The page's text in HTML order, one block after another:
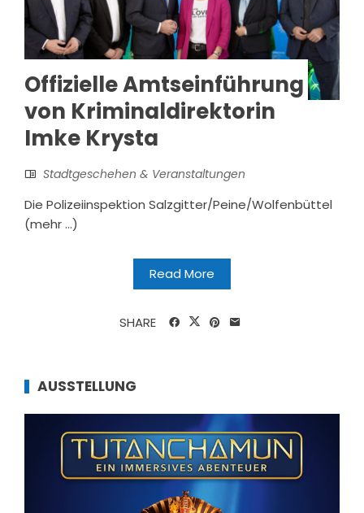
Offizielle Amtseinführung
von Kriminaldirektorin
Imke Krysta
Stadtgeschehen & Veranstaltungen
Die Polizeiinspektion Salzgitter/Peine/Wolfenbüttel
(mehr …)
Read More
SHARE
AUSSTELLUNG